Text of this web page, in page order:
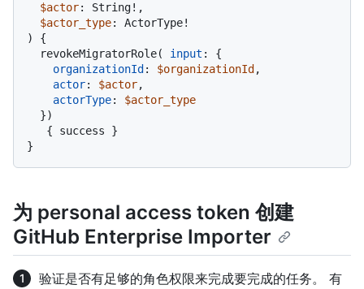
$actor: String! ,
$actor_type: ActorType!
)
{
  revokeMigratorRole
( input :
{
organizationId : $organizationId ,
actor: $actor,
actorType:
$actor_type
})
{ success }
}
为 personal access token 创建
GitHub Enterprise Importer
验证是否有足够的角色权限来完成要完成的任务。 有